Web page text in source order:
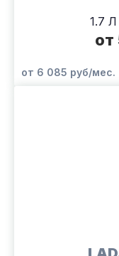
1.7
от
от 6 085 руб/мес.